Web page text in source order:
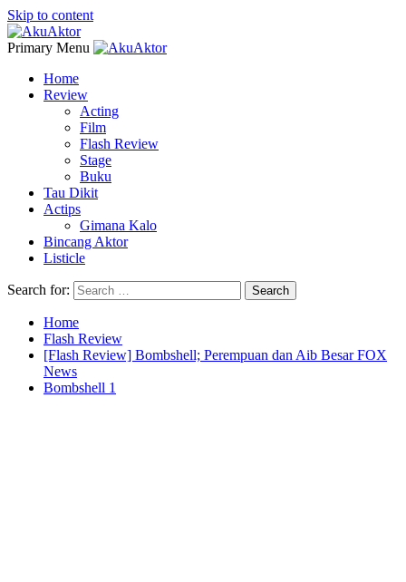
Skip to content
Primary Menu
Home
Review
Acting
Film
Flash Review
Stage
Buku
Tau Dikit
Actips
Gimana Kalo
Bincang Aktor
Listicle
Search for:
Home
Flash Review
[Flash Review] Bombshell; Perempuan dan Aib Besar FOX
News
Bombshell 1